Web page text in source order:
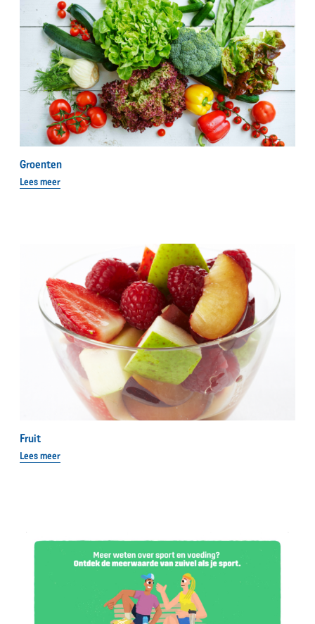
Groenten
Lees meer
Fruit
Lees meer